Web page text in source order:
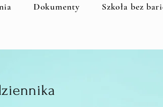
Dokumenty Szkoła bez
Podstawowa Specjalna